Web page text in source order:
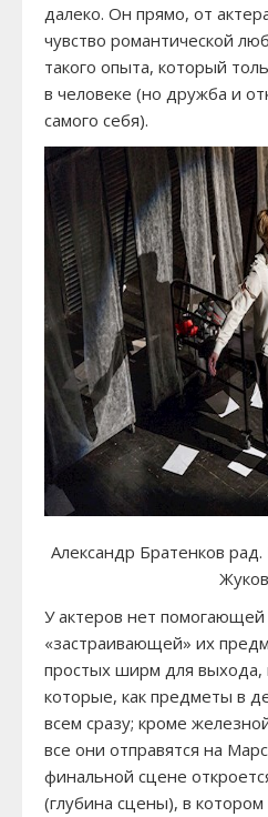
далеко. Он прямо, от
чувство романтической
такого опыта, который
в человеке (но дружба и
самого себя).
Александр Братенков
У актеров нет
«застраивающей» их
простых ширм для выхода,
которые, как предметы в
всем сразу; кроме
все они отправятся на
финальной сцене
(глубина сцены), в